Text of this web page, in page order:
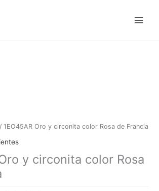
/ 1EO45AR Oro y circonita color Rosa de Francia
y circonita color Rosa